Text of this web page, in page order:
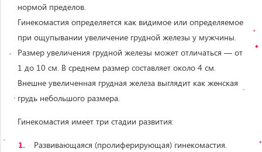
нормой пределов.
Гинекомастия определяется как видимое или определяемое
при ощупывании увеличение грудной железы у мужчины.
Размер увеличения грудной железы может отличаться — от
1 до 10 см. В среднем размер составляет около 4 см.
Внешне увеличенная грудная железа выглядит как женская
грудь небольшого размера.
Гинекомастия имеет три стадии развития:
Развивающаяся (пролиферирующая) гинекомастия.